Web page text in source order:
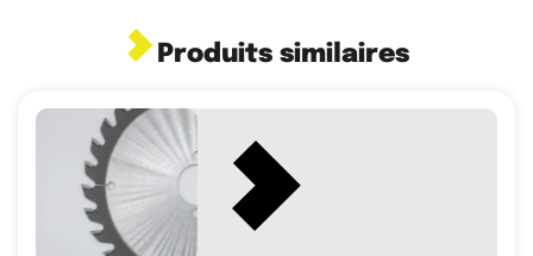
Produits similaires